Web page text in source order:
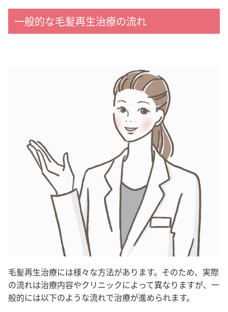
一般的な毛髪再生治療の流れ
毛髪再生治療には様々な方法があります。そのため、実際
の流れは治療内容やクリニックによって異なりますが、一
般的には以下のような流れで治療が進められます。